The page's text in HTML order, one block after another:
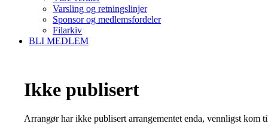
Varsling og retningslinjer
Sponsor og medlemsfordeler
Filarkiv
BLI MEDLEM
Ikke publisert
Arrangør har ikke publisert arrangementet enda, vennligst kom